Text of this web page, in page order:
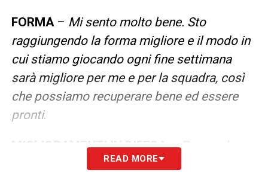
FORMA– Mi sento molto bene. Sto
raggiungendo la forma migliore e il modo in
cui stiamo giocando ogni fine settimana
sarà migliore per me e per la squadra, così
che possiamo recuperare bene ed essere
pronti.
MIGLIORAMENTI IN DIFESA–Penso che
per il modo in cui stiamo giocando la linea a
READ MORE